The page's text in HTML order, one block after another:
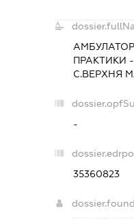
ПРАКТИКИ
С.ВЕРХНЯ
-
35360823